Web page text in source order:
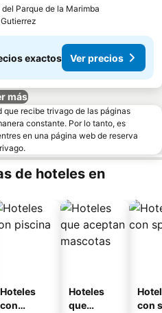
Parque de la Marimba
exactos Ver precios
más
que recibe trivago de las páginas
constante. Por lo tanto, es
en una página web de reserva
de hoteles en
Hoteles
con
Hoteles
que
con